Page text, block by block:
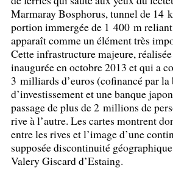
Marmaray Bosphorus, tunnel de 14
portion immergée de 1 400 m
apparaît comme un élément très
Cette infrastructure majeure,
inaugurée en octobre 2013 et qui a
3 milliards d’euros (cofinancé par la
d’investissement et une banque
passage de plus de 2 millions de
rive à l’autre. Les cartes montrent
entre les rives et l’image d’une
supposée discontinuité
Valery Giscard d’Estaing.